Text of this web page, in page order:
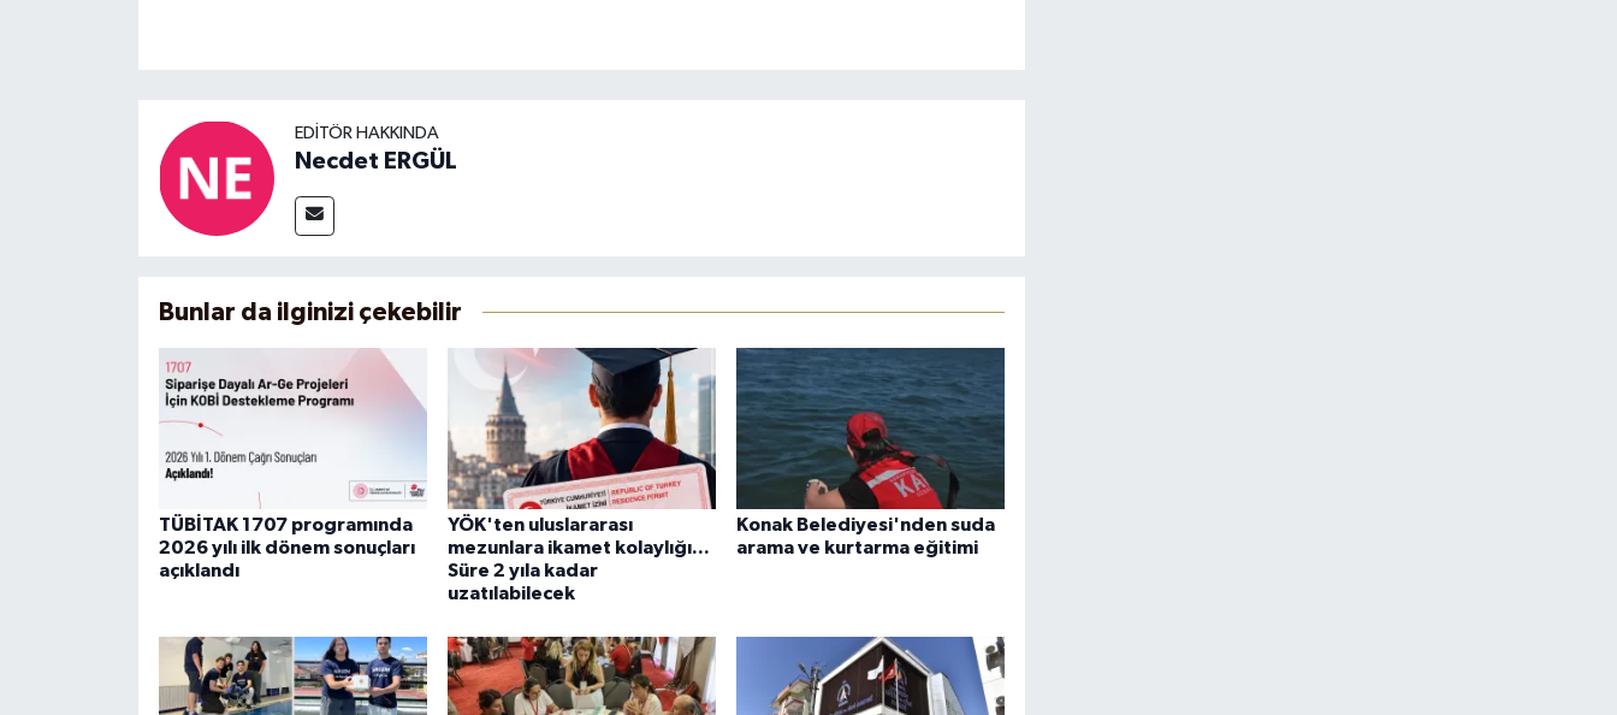
EDITÖR HAKKINDA
Necdet ERGÜL
Bunlar da ilginizi çekebilir
TÜBİTAK 1707 programında
2026 yılı ilk dönem sonuçları
açıklandı
YÖK'ten uluslararası
mezunlara ikamet kolaylığı...
Süre 2 yıla kadar
uzatılabilecek
Konak Belediyesi'nden suda
arama ve kurtarma eğitimi